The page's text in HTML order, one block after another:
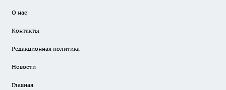
О нас
Контакты
Редакционная политика
Новости
Главная